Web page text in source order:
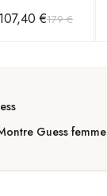
cadran rose
107,40 €179 €
Guess femme